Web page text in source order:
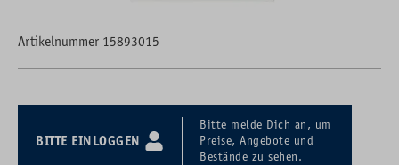
Artikelnummer 15893015
BITTE EINLOGGEN
Bitte melde Dich an, um
Preise, Angebote und
Bestände zu sehen.